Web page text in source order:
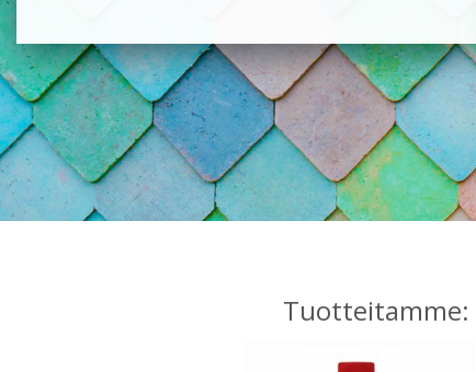
Tuotteitamme: